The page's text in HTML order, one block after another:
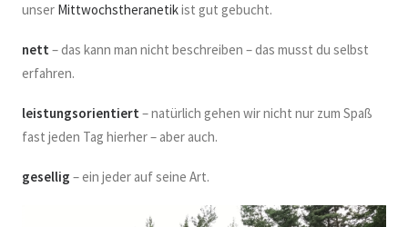
unser Mittwochstheranetikist gut gebucht.
nett – das kann man nicht beschreiben – das musst du selbst
erfahren.
leistungsorientiert – natürlich gehen wir nicht nur zum Spaß
fast jeden Tag hierher – aber auch.
gesellig – ein jeder auf seine Art.